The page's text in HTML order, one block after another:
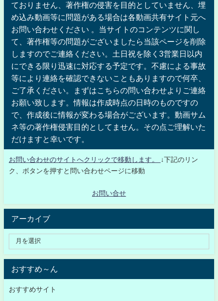
ておりません、著作権の侵害を目的としていません、埋
め込み動画等に問題がある場合は各動画共有サイト元へ
お問い合わせください 。当サイトのコンテンツに関し
て、著作権等の問題がございましたら当該ページを削除
しますのでご連絡ください。土日祝を除く3営業日以内
にできる限り迅速に対応する予定です。不慮による事故
等により連絡を確認できないこともありますので何卒、
ご了承ください。まずはこちらの問い合わせよりご連絡
お願い致します。情報は作成時点の日時のものですの
で、作成後に情報が変わる場合がございます。動画サム
ネ等の著作権侵害目的としてません。その点ご理解いた
だけますと幸いです。
お問い合わせのサイトへクリックで移動します。
↓下記のリン
ク、ボタンを押すと問い合わせページに移動
お問い合せ
アーカイブ
おすすめ～ん
おすすめサイト